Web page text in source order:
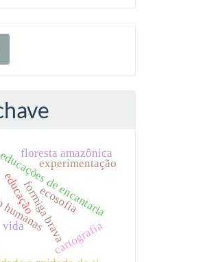
formiga bravade encantaria
educação
vida
ecosofia
cartografia
floresta amazônica
experimentação